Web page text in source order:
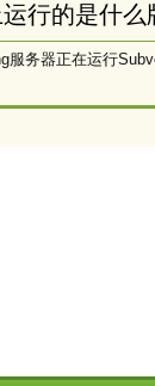
行的是什么
服务器正在运行